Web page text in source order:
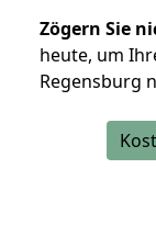
Zögern Sie
heute, um
Regensburg